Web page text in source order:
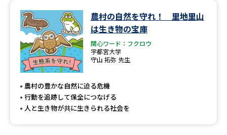
過去問題集
大学・短大以外の資料から請求
専門学校の資料請求 大学院の資料請求
留学・進学関連、塾・予備校
農村の自然を守れ！ 里地里山
は生き物の宝庫
関心ワード：フクロウ
宇都宮大学
守山 拓弥 先生
農村の豊かな自然に迫る危機
行動を追跡して保全につなげる
人と生き物が共に生きられる社会を